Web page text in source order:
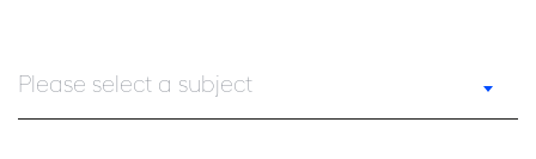
Please select a subject